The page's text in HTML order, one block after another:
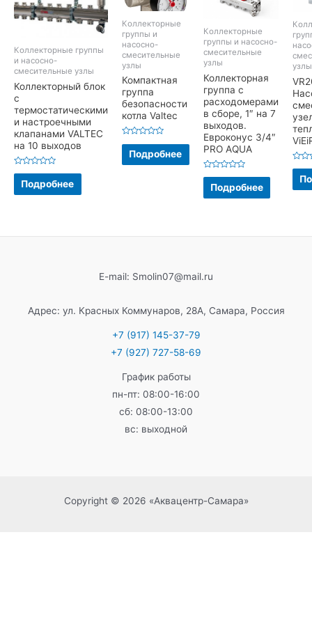
Коллекторные группы
и насосно-
смесительные узлы
Коллекторный блок
с
термостатическими
и настроечными
клапанами VALTEC
на 10 выходов
Оценка
5
Подробнее
Коллекторные
группы и
насосно-
смесительные
узлы
Компактная
группа
безопасности
котла Valtec
Оценка
5
Подробнее
Коллекторные
группы и насосно-
смесительные
узлы
Коллекторная
группа с
расходомерами
в сборе, 1″ на 7
выходов.
Евроконус 3/4″
PRO AQUA
Оценка
5
Подробнее
узлы
5
E-mail: Smolin07@mail.ru
Адрес: ул. Красных Коммунаров, 28А, Самара, Россия
+7 (917) 145-37-79
+7 (927) 727-58-69
График работы
пн-пт: 08:00-16:00
сб: 08:00-13:00
вс: выходной
Copyright © 2026 «Аквацентр-Самара»